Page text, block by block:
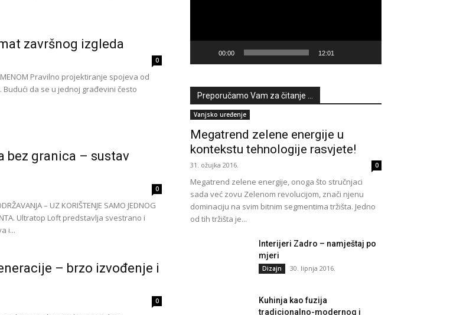
završnog izgleda
0
Pravilno projektiranje spojeva od
da se u jednoj građevini često
bez granica – sustav
0
– UZ KORIŠTENJE SAMO JEDNOG
Ultratop Loft predstavlja svestrano i
i...
– brzo izvođenje i
0
00:00 12:01
Preporučamo Vam za čitanje ...
Vanjsko uređenje
Megatrend zelene energije u
kontekstu tehnologije rasvjete!
31. ožujka 2016. 0
Megatrend zelene energije, onoga što stručnjaci
sada već zovu Zelenom revolucijom, znači njenu
dominaciju na svim bitnim segmentima tržišta. Jedno
od tih tržišta je...
Interijeri Zadro – namještaj po
mjeri
Dizajn 30. lipnja 2016.
Kuhinja kao fuzija
tradicionalno-modernog i